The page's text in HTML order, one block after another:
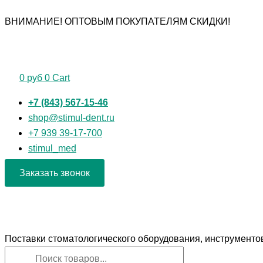
кВНИМАНИЕ! ОПТОВЫМ ПОКУПАТЕЛЯМ СКИДКИ!
0 руб 0 Cart
+7 (843) 567-15-46
shop@stimul-dent.ru
+7 939 39-17-700
stimul_med
Заказать звонок
Поставки стоматологического оборудования,
товаров
товаров
товара
для
дисков
металлической
втулкой
ТОР